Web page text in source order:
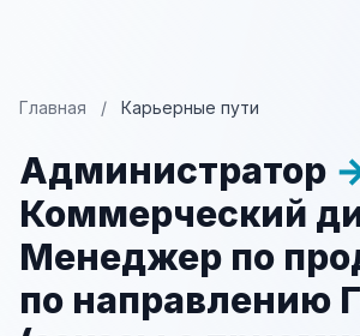
Главная / Карьерные пути
Администратор
Коммерческий
Менеджер по
по направлению